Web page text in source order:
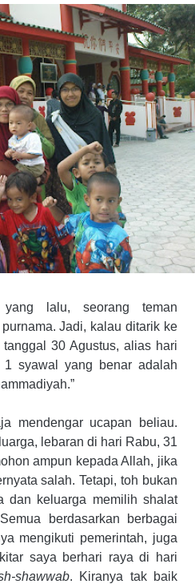
yang lalu, seorang teman
Jadi, kalau ditarik ke
30 Agustus, alias hari
1 syawal yang benar adalah
mendengar ucapan beliau.
lebaran di hari Rabu, 31
ampun kepada Allah, jika
salah. Tetapi, toh bukan
dan keluarga memilih shalat
berdasarkan berbagai
mengikuti pemerintah, juga
saya berhari raya di hari
shawwab. Kiranya tak baik